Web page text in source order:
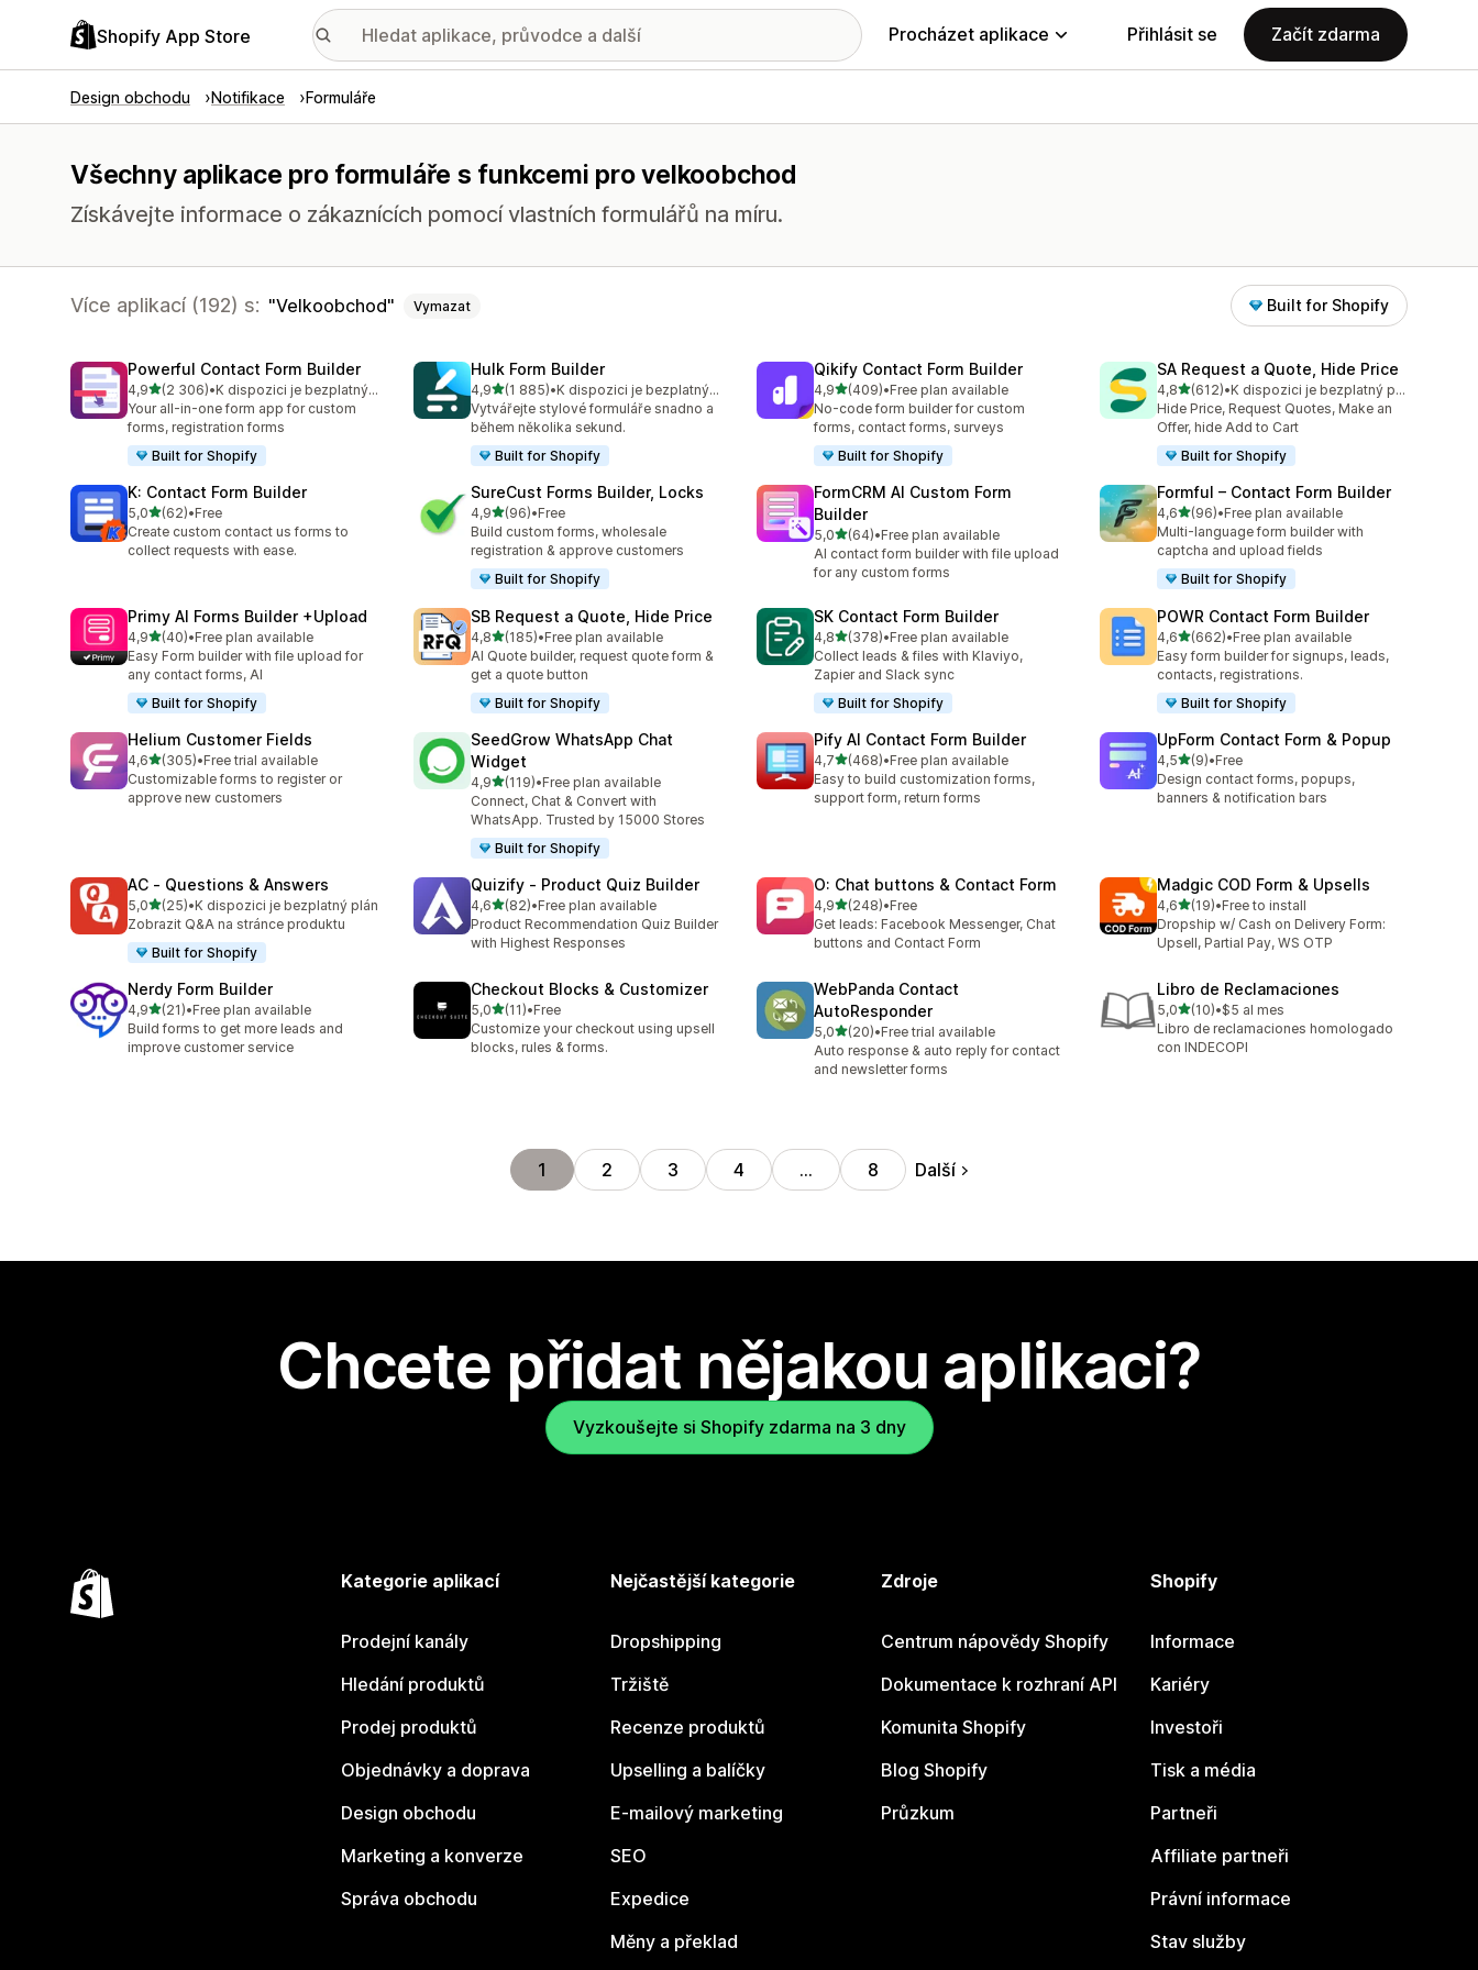
Shopify App Store Procházet aplikace Přihlásit se Začít zdarma
Design obchodu Notifikace Formuláře
Všechny aplikace pro formuláře s funkcemi pro velkoobchod
Získávejte informace o zákaznících pomocí vlastních formulářů na míru.
Více aplikací (192) s: Velkoobchod Vymazat Built for Shopify
Powerful Contact Form Builder
4,9z 5 hvězd
(2 306)
Celkový počet recenzí: 2306
•
K dispozici je bezplatný plán
Your all-in-one form app for custom
forms, registration forms
Built for Shopify
Hulk Form Builder
4,9z 5 hvězd
(1 885)
Celkový počet recenzí: 1885
•
K dispozici je bezplatný plán
Vytvářejte stylové formuláře snadno a
během několika sekund.
Built for Shopify
Qikify Contact Form Builder
4,9z 5 hvězd
(409)
Celkový počet recenzí: 409
•Free plan available
No-code form builder for custom
forms, contact forms, surveys
Built for Shopify
SA Request a Quote, Hide Price
4,8z 5 hvězd
(612)
Celkový počet recenzí: 612
•
K dispozici je bezplatný plán
Hide Price, Request Quotes, Make an
Offer, hide Add to Cart
Built for Shopify
K: Contact Form Builder
5,0z 5 hvězd
(62)
Celkový počet recenzí: 62
•Free
Create custom contact us forms to
collect requests with ease.
SureCust Forms Builder, Locks
4,9z 5 hvězd
(96)
Celkový počet recenzí: 96
•Free
Build custom forms, wholesale
registration & approve customers
Built for Shopify
FormCRM AI Custom Form
Builder
5,0z 5 hvězd
(64)
Celkový počet recenzí: 64
•Free plan available
AI contact form builder with file upload
for any custom forms
Formful – Contact Form Builder
4,6z 5 hvězd
(96)
Celkový počet recenzí: 96
•Free plan available
Multi-language form builder with
captcha and upload fields
Built for Shopify
Primy AI Forms Builder +Upload
4,9z 5 hvězd
(40)
Celkový počet recenzí: 40
•Free plan available
Easy Form builder with file upload for
any contact forms, AI
Built for Shopify
SB Request a Quote, Hide Price
4,8z 5 hvězd
(185)
Celkový počet recenzí: 185
•Free plan available
AI Quote builder, request quote form &
get a quote button
Built for Shopify
SK Contact Form Builder
4,8z 5 hvězd
(378)
Celkový počet recenzí: 378
•Free plan available
Collect leads & files with Klaviyo,
Zapier and Slack sync
Built for Shopify
POWR Contact Form Builder
4,6z 5 hvězd
(662)
Celkový počet recenzí: 662
•Free plan available
Easy form builder for signups, leads,
contacts, registrations.
Built for Shopify
Helium Customer Fields
4,6z 5 hvězd
(305)
Celkový počet recenzí: 305
•Free trial available
Customizable forms to register or
approve new customers
SeedGrow WhatsApp Chat
Widget
4,9z 5 hvězd
(119)
Celkový počet recenzí: 119
•Free plan available
Connect, Chat & Convert with
WhatsApp. Trusted by 15000 Stores
Built for Shopify
Pify AI Contact Form Builder
4,7z 5 hvězd
(468)
Celkový počet recenzí: 468
•Free plan available
Easy to build customization forms,
support form, return forms
UpForm Contact Form & Popup
4,5z 5 hvězd
(9)
Celkový počet recenzí: 9
•Free
Design contact forms, popups,
banners & notification bars
AC ‑ Questions & Answers
5,0z 5 hvězd
(25)
Celkový počet recenzí: 25
•K dispozici je bezplatný plán
Zobrazit Q&A na stránce produktu
Built for Shopify
Quizify ‑ Product Quiz Builder
4,6z 5 hvězd
(82)
Celkový počet recenzí: 82
•Free plan available
Product Recommendation Quiz Builder
with Highest Responses
O: Chat buttons & Contact Form
4,9z 5 hvězd
(248)
Celkový počet recenzí: 248
•Free
Get leads: Facebook Messenger, Chat
buttons and Contact Form
Madgic COD Form & Upsells
4,6z 5 hvězd
(19)
Celkový počet recenzí: 19
•Free to install
Dropship w/ Cash on Delivery Form:
Upsell, Partial Pay, WS OTP
Nerdy Form Builder
4,9z 5 hvězd
(21)
Celkový počet recenzí: 21
•Free plan available
Build forms to get more leads and
improve customer service
Checkout Blocks & Customizer
5,0z 5 hvězd
(11)
Celkový počet recenzí: 11
•Free
Customize your checkout using upsell
blocks, rules & forms.
WebPanda Contact
AutoResponder
5,0z 5 hvězd
(20)
Celkový počet recenzí: 20
•Free trial available
Auto response & auto reply for contact
and newsletter forms
Libro de Reclamaciones
5,0z 5 hvězd
(10)
Celkový počet recenzí: 10
•$5 al mes
Libro de reclamaciones homologado
con INDECOPI
1 2 3 4 … 8 Další
Chcete přidat nějakou aplikaci?
Vyzkoušejte si Shopify zdarma na 3 dny
Kategorie aplikací
Prodejní kanály
Hledání produktů
Prodej produktů
Objednávky a doprava
Design obchodu
Marketing a konverze
Správa obchodu
Nejčastější kategorie
Dropshipping
Tržiště
Recenze produktů
Upselling a balíčky
E-mailový marketing
SEO
Expedice
Měny a překlad
Zdroje
Centrum nápovědy Shopify
Dokumentace k rozhraní API
Komunita Shopify
Blog Shopify
Průzkum
Shopify
Informace
Kariéry
Investoři
Tisk a média
Partneři
Affiliate partneři
Právní informace
Stav služby